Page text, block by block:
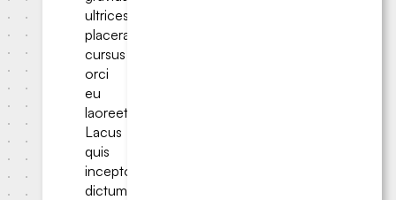
ultrices
placerat
cursus
orci
eu
laoreet.
Lacus
quis
inceptos
dictum